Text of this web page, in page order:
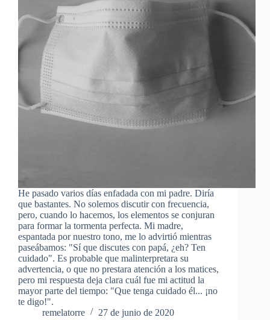
He pasado varios días enfadada con mi padre. Diría
que bastantes. No solemos discutir con frecuencia,
pero, cuando lo hacemos, los elementos se conjuran
para formar la tormenta perfecta. Mi madre,
espantada por nuestro tono, me lo advirtió mientras
paseábamos: "Sí que discutes con papá, ¿eh? Ten
cuidado". Es probable que malinterpretara su
advertencia, o que no prestara atención a los matices,
pero mi respuesta deja clara cuál fue mi actitud la
mayor parte del tiempo: "Que tenga cuidado él... ¡no
te digo!".
remelatorre
27 de junio de 2020